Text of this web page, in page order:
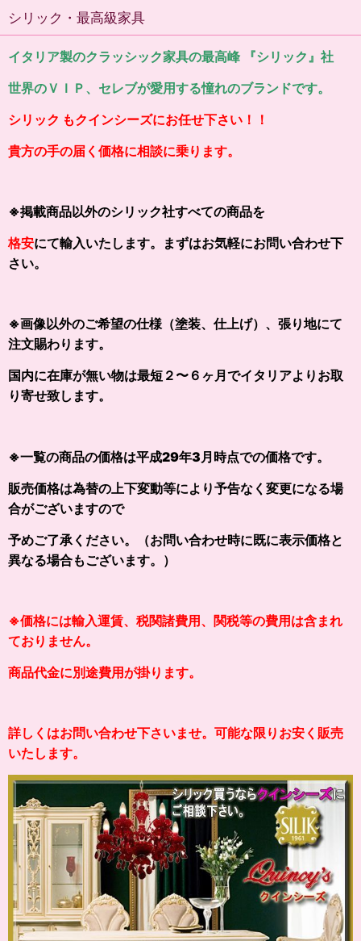
シリック・最高級家具
イタリア製のクラッシック家具の最高峰 『シリック』社
世界のＶＩＰ、セレブが愛用する憧れのブランドです。
シリック もクインシーズにお任せ下さい！！
貴方の手の届く価格に相談に乗ります。
※掲載商品以外のシリック社すべての商品を
格安にて輸入いたします。まずはお気軽にお問い合わせ下
さい。
※画像以外のご希望の仕様（塗装、仕上げ）、張り地にて
注文賜わります。
国内に在庫が無い物は最短２〜６ヶ月でイタリアよりお取
り寄せ致します。
※一覧の商品の価格は平成29年3月時点での価格です。
販売価格は為替の上下変動等により予告なく変更になる場
合がございますので
予めご了承ください。（お問い合わせ時に既に表示価格と
異なる場合もございます。）
※価格には輸入運賃、税関諸費用、関税等の費用は含まれ
ておりません。
商品代金に別途費用が掛ります。
詳しくはお問い合わせ下さいませ。可能な限りお安く販売
いたします。